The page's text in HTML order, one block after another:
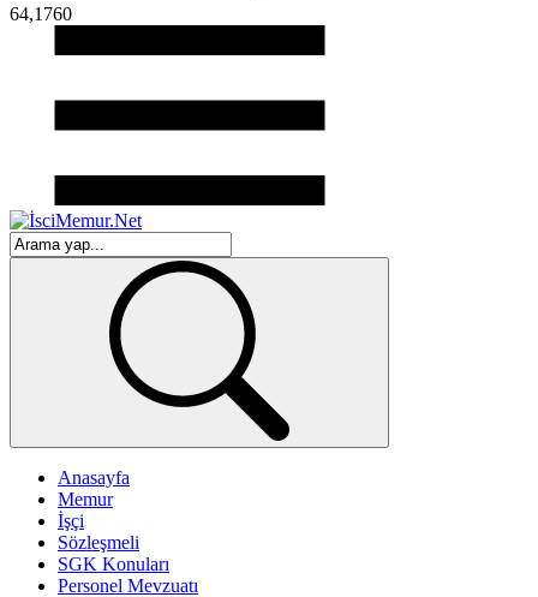
64,1760
Anasayfa
Memur
İşçi
Sözleşmeli
SGK Konuları
Personel Mevzuatı